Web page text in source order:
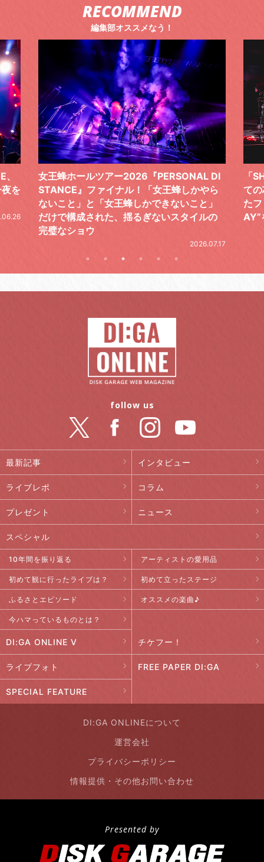
RECOMMEND
編集部オススメなう！
ら
の
「SHISHAMOでした!!!」ロックバンドとし
ての芯を貫き通し、笑顔と感謝で泳ぎ切っ
たファイナルライブ、DAY2“GOODBYE D
AY”をレポート
気
レ
最新記事 インタビュー
ライブレポ コラム
プレゼント ニュース
スペシャル
10年間を振り返る アーティストの愛用品
初めて観に行ったライブは？ 初めて立ったステージ
ふるさとエピソード オススメの楽曲♪
今ハマっているものとは？
DI:GA ONLINE V チケフー！
ライブフォト FREE PAPER DI:GA
SPECIAL FEATURE
follow us
DI:GA ONLINEについて
運営会社
プライバシーポリシー
情報提供・その他お問い合わせ
Presented by